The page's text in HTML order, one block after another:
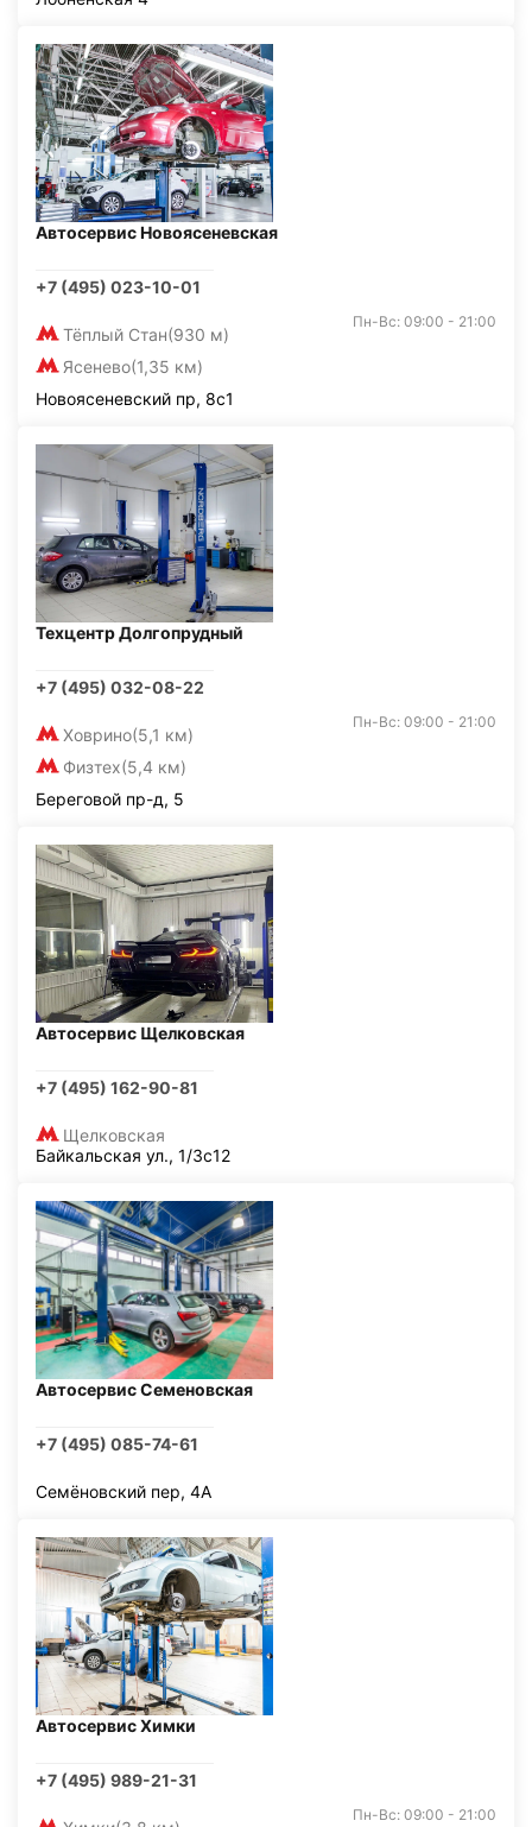
Автосервис Новоясеневская
+7 (495) 023-10-01
Тёплый Стан(930 м)
Ясенево(1,35 км)
Пн-Вс: 09:00 - 21:00
Новоясеневский пр, 8с1
Техцентр Долгопрудный
+7 (495) 032-08-22
Ховрино(5,1 км)
Физтех(5,4 км)
Пн-Вс: 09:00 - 21:00
Береговой пр-д, 5
Автосервис Щелковская
+7 (495) 162-90-81
Щелковская
Байкальская ул., 1/3с12
Автосервис Семеновская
+7 (495) 085-74-61
Семёновский пер, 4А
Автосервис Химки
+7 (495) 989-21-31
Пн-Вс: 09:00 - 21:00